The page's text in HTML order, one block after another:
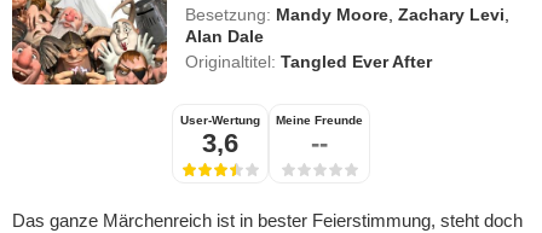
Besetzung: Mandy Moore ,Zachary Levi
Alan Dale
Originaltitel:Tangled Ever After
User-Wertung
3,6
Meine Freunde
--
Das ganze Märchenreich ist in bester Feierstimmung, steht doch